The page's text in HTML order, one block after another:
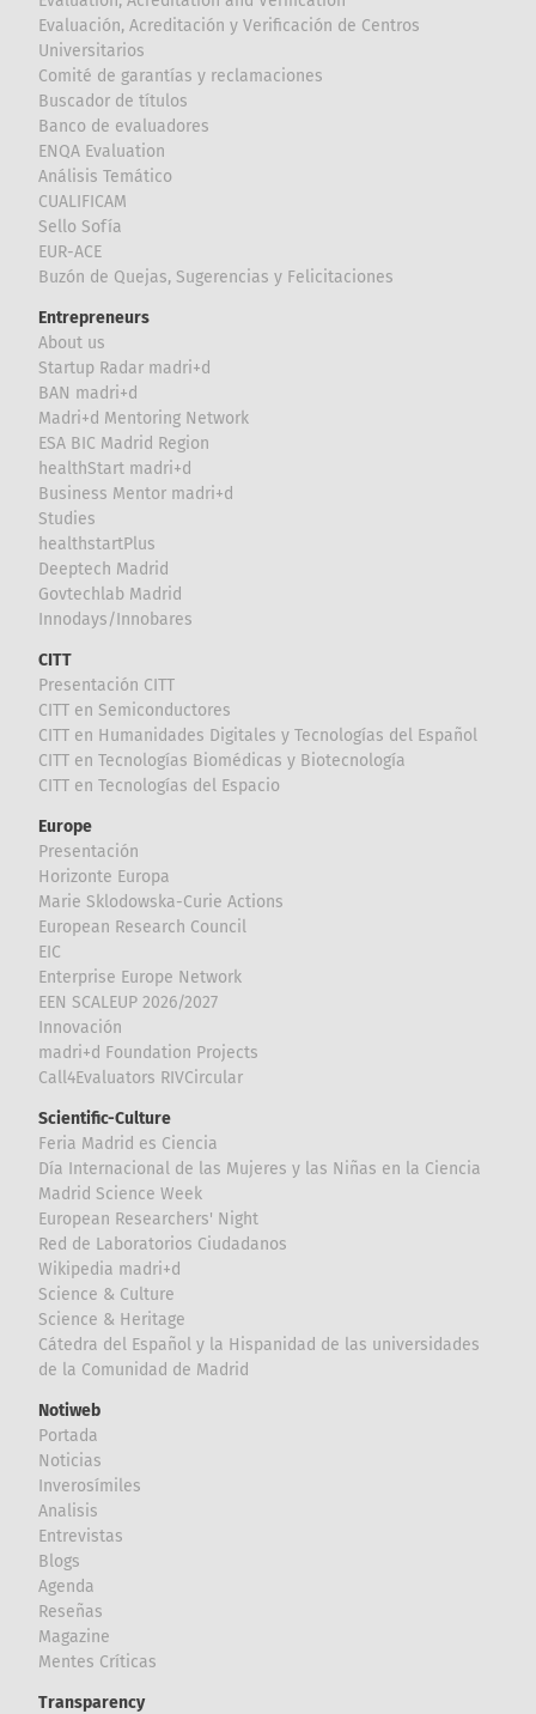
Evaluación, Acreditación y Verificación de Centros
Universitarios
Comité de garantías y reclamaciones
Buscador de títulos
Banco de evaluadores
ENQA Evaluation
Análisis Temático
CUALIFICAM
Sello Sofía
EUR-ACE
Buzón de Quejas, Sugerencias y Felicitaciones
Entrepreneurs
About us
Startup Radar madri+d
BAN madri+d
Madri+d Mentoring Network
ESA BIC Madrid Region
healthStart madri+d
Business Mentor madri+d
Studies
healthstartPlus
Deeptech Madrid
Govtechlab Madrid
Innodays/Innobares
CITT
Presentación CITT
CITT en Semiconductores
CITT en Humanidades Digitales y Tecnologías del Español
CITT en Tecnologías Biomédicas y Biotecnología
CITT en Tecnologías del Espacio
Europe
Presentación
Horizonte Europa
Marie Sklodowska-Curie Actions
European Research Council
EIC
Enterprise Europe Network
EEN SCALEUP 2026/2027
Innovación
madri+d Foundation Projects
Call4Evaluators RIVCircular
Scientific-Culture
Feria Madrid es Ciencia
Día Internacional de las Mujeres y las Niñas en la Ciencia
Madrid Science Week
European Researchers' Night
Red de Laboratorios Ciudadanos
Wikipedia madri+d
Science & Culture
Science & Heritage
Cátedra del Español y la Hispanidad de las universidades
de la Comunidad de Madrid
Notiweb
Portada
Noticias
Inverosímiles
Analisis
Entrevistas
Blogs
Agenda
Reseñas
Magazine
Mentes Críticas
Transparency